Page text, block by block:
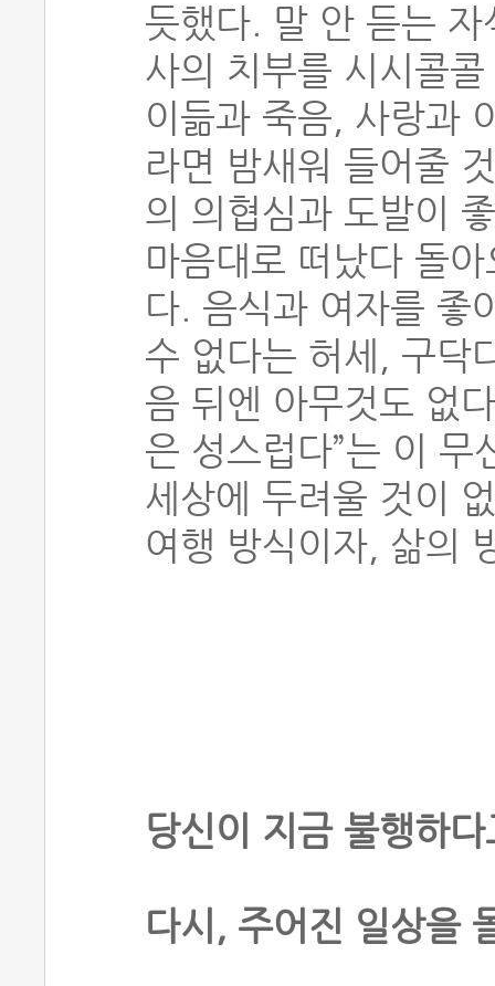
듯했다. 말 안 듣는
사의 치부를 시시콜
이듦과 죽음, 사랑과
라면 밤새워 들어줄
의 의협심과 도발이
마음대로 떠났다 돌
다. 음식과 여자를 좋
수 없다는 허세, 구닥
음 뒤엔 아무것도 없
은 성스럽다”는 이 무
세상에 두려울 것이
여행 방식이자, 삶의
당신이 지금 불행하
다시, 주어진 일상을